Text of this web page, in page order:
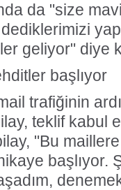
da "size
geliyor" diye
başlıyor
trafiğinin
teklif kabul
"Bu
başlıyor.